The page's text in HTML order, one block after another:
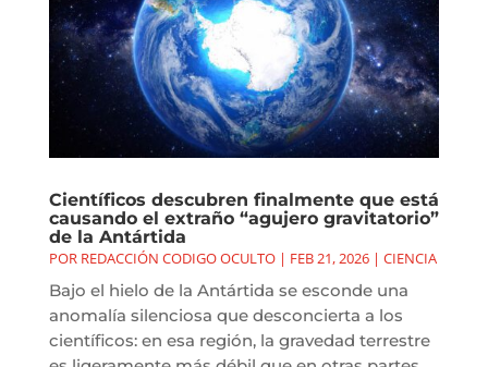
Científicos descubren finalmente que está
causando el extraño “agujero gravitatorio”
de la Antártida
POR REDACCIÓN CODIGO OCULTO| FEB 21, 2026| CIENCIA
Bajo el hielo de la Antártida se esconde una
anomalía silenciosa que desconcierta a los
científicos: en esa región, la gravedad terrestre